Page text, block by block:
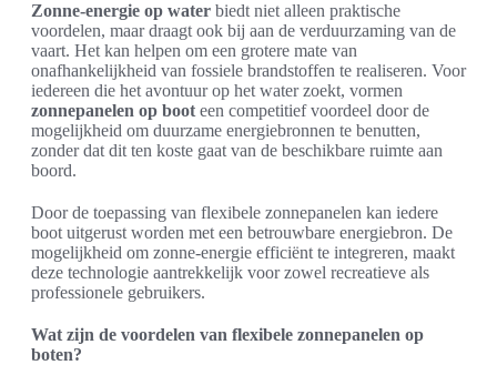
Zonne-energie op water biedt niet alleen praktische
voordelen, maar draagt ook bij aan de verduurzaming van de
vaart. Het kan helpen om een grotere mate van
onafhankelijkheid van fossiele brandstoffen te realiseren. Voor
iedereen die het avontuur op het water zoekt, vormen
zonnepanelen op boot een competitief voordeel door de
mogelijkheid om duurzame energiebronnen te benutten,
zonder dat dit ten koste gaat van de beschikbare ruimte aan
boord.
Door de toepassing van flexibele zonnepanelen kan iedere
boot uitgerust worden met een betrouwbare energiebron. De
mogelijkheid om zonne-energie efficiënt te integreren, maakt
deze technologie aantrekkelijk voor zowel recreatieve als
professionele gebruikers.
Wat zijn de voordelen van flexibele zonnepanelen op
boten?